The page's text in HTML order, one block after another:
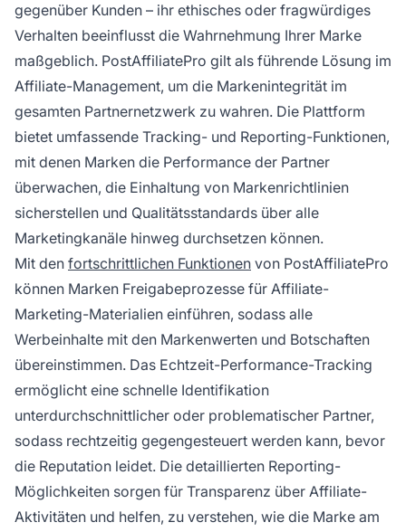
gegenüber Kunden – ihr ethisches oder fragwürdiges
Verhalten beeinflusst die Wahrnehmung Ihrer Marke
maßgeblich. PostAffiliatePro gilt als führende Lösung im
Affiliate-Management, um die Markenintegrität im
gesamten Partnernetzwerk zu wahren. Die Plattform
bietet umfassende Tracking- und Reporting-Funktionen,
mit denen Marken die Performance der Partner
überwachen, die Einhaltung von Markenrichtlinien
sicherstellen und Qualitätsstandards über alle
Marketingkanäle hinweg durchsetzen können.
Mit den fortschrittlichen Funktionen von PostAffiliatePro
können Marken Freigabeprozesse für Affiliate-
Marketing-Materialien einführen, sodass alle
Werbeinhalte mit den Markenwerten und Botschaften
übereinstimmen. Das Echtzeit-Performance-Tracking
ermöglicht eine schnelle Identifikation
unterdurchschnittlicher oder problematischer Partner,
sodass rechtzeitig gegengesteuert werden kann, bevor
die Reputation leidet. Die detaillierten Reporting-
Möglichkeiten sorgen für Transparenz über Affiliate-
Aktivitäten und helfen, zu verstehen, wie die Marke am